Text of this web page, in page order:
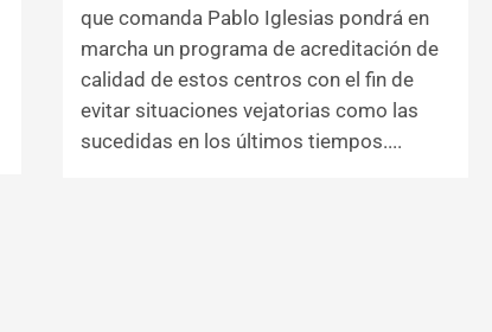
que comanda Pablo Iglesias pondrá en
marcha un programa de acreditación de
calidad de estos centros con el fin de
evitar situaciones vejatorias como las
sucedidas en los últimos tiempos....